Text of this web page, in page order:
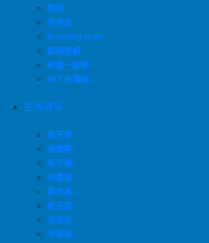
難哄
老男孩
Running man
飢餓遊戲
綜藝一級棒
MIT 台灣誌
主播專區
周玉琴
張雅婷
馬千惠
林嘉源
鄭亦真
麥玉潔
洪淑芬
李珮瑄